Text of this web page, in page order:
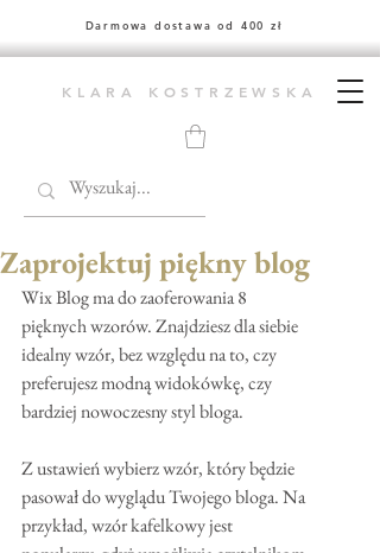
KLARA KOSTRZEWSKA
Darmowa dostawa od 400 zł
Zaprojektuj piękny blog
Wix Blog ma do zaoferowania 8
pięknych wzorów. Znajdziesz dla siebie
idealny wzór, bez względu na to, czy
preferujesz modną widokówkę, czy
bardziej nowoczesny styl bloga.
Z ustawień wybierz wzór, który będzie
pasował do wyglądu Twojego bloga. Na
przykład, wzór kafelkowy jest